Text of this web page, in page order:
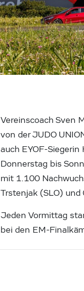
Vereinscoach Sven
von der JUDO
auch EYOF-
Donnerstag bis
mit 1.100
Trstenjak (SLO) und
Jeden Vormittag
bei den EM-